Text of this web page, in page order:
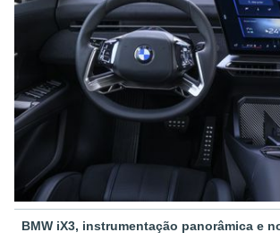
BMW iX3, instrumentação panorâmica e